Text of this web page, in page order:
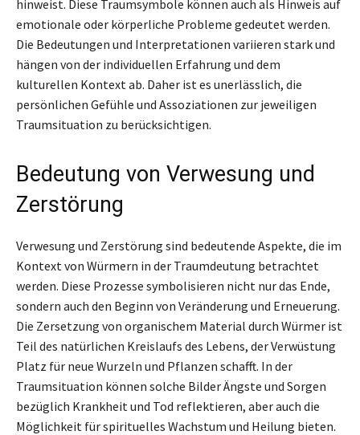
hinweist. Diese Traumsymbole können auch als Hinweis auf
emotionale oder körperliche Probleme gedeutet werden.
Die Bedeutungen und Interpretationen variieren stark und
hängen von der individuellen Erfahrung und dem
kulturellen Kontext ab. Daher ist es unerlässlich, die
persönlichen Gefühle und Assoziationen zur jeweiligen
Traumsituation zu berücksichtigen.
Bedeutung von Verwesung und
Zerstörung
Verwesung und Zerstörung sind bedeutende Aspekte, die im
Kontext von Würmern in der Traumdeutung betrachtet
werden. Diese Prozesse symbolisieren nicht nur das Ende,
sondern auch den Beginn von Veränderung und Erneuerung.
Die Zersetzung von organischem Material durch Würmer ist
Teil des natürlichen Kreislaufs des Lebens, der Verwüstung
Platz für neue Wurzeln und Pflanzen schafft. In der
Traumsituation können solche Bilder Ängste und Sorgen
bezüglich Krankheit und Tod reflektieren, aber auch die
Möglichkeit für spirituelles Wachstum und Heilung bieten.